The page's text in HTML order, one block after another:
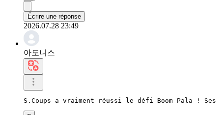
Écrire une réponse
2026.07.28 23:49
아도니스
S.Coups a vraiment réussi le défi Boom Pala !